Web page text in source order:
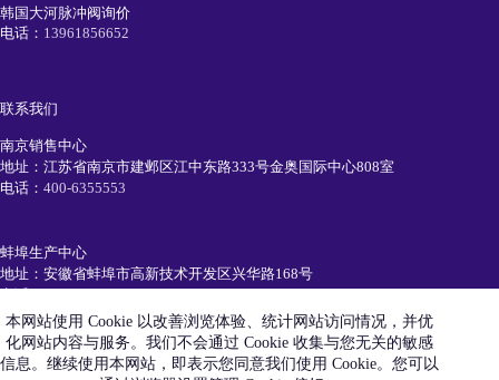
本网站使用 Cookie 以改善浏览体验、统计网站访问情况，并优
化网站内容与服务。我们不会通过 Cookie 收集与您无关的敏感
信息。继续使用本网站，即表示您同意我们使用 Cookie。您可以
韩国大河脉冲阀询价
电话： 13961856652
联系我们
南京销售中心
地址：江苏省南京市建邺区江中东路333号金奥国际中心808室
电话： 400-6355553
蚌埠生产中心
地址：安徽省蚌埠市高新技术开发区兴华路168号
简历投递